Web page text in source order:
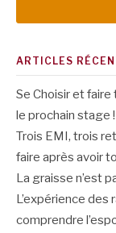
ARTICLES
Se Choisir et faire
le prochain stage !
Trois EMI, trois
faire après avoir
La graisse n’est
L’expérience des
comprendre